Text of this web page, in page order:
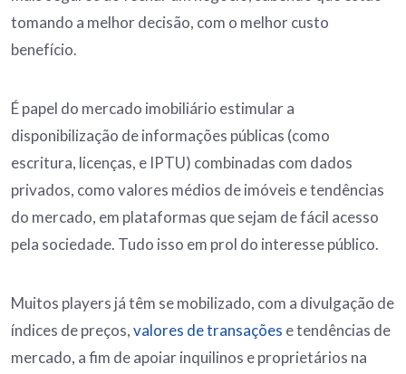
tomando a melhor decisão, com o melhor custo
benefício.
É papel do mercado imobiliário estimular a
disponibilização de informações públicas (como
escritura, licenças, e IPTU) combinadas com dados
privados, como valores médios de imóveis e tendências
do mercado, em plataformas que sejam de fácil acesso
pela sociedade. Tudo isso em prol do interesse público.
Muitos players já têm se mobilizado, com a divulgação de
índices de preços,valores de transações e tendências de
mercado, a fim de apoiar inquilinos e proprietários na